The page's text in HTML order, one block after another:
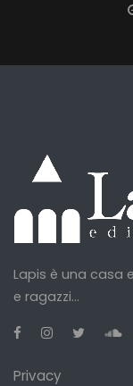
Lapis è una casa
e ragazzi...
Privacy